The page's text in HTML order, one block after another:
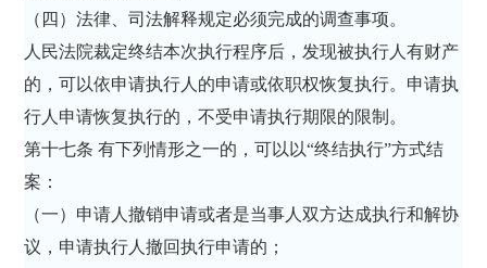
（四）法律、司法解释规定必须完成的调查事项。
人民法院裁定终结本次执行程序后，发现被执行人有财产
的，可以依申请执行人的申请或依职权恢复执行。申请执
行人申请恢复执行的，不受申请执行期限的限制。
第十七条 有下列情形之一的，可以以“终结执行”方式结
案：
（一）申请人撤销申请或者是当事人双方达成执行和解协
议，申请执行人撤回执行申请的；